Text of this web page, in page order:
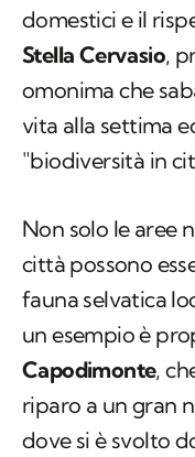
domestici e il
Stella Cervasio,
omonima che
vita alla settima
"biodiversità in
Non solo le aree
città possono
fauna selvatica
un esempio è
Capodimonte,
riparo a un gran
dove si è svolto